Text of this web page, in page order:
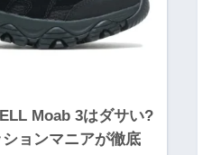
Moab 3はダサい?
ョンマニアが徹底